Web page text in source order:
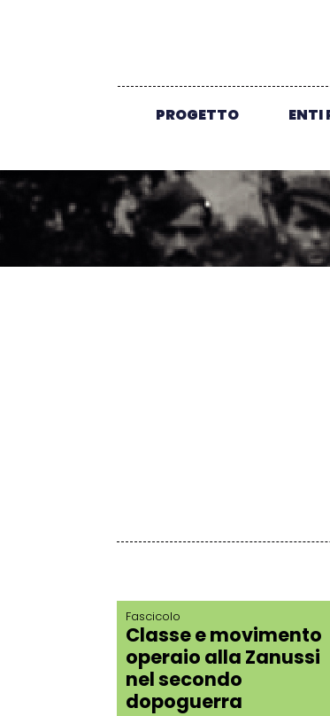
PROGETTO ENTI
Fascicolo
Classe e movimento
operaio alla Zanussi
nel secondo
dopoguerra